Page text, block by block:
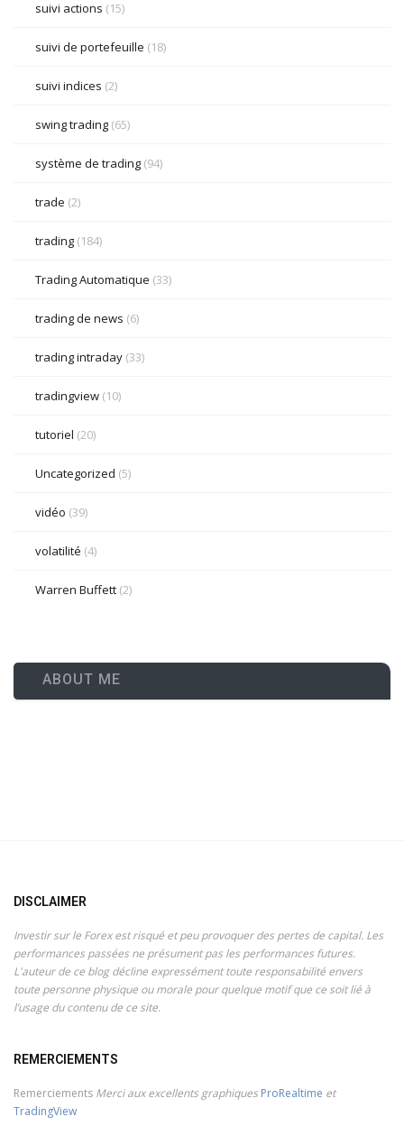
suivi actions (15)
suivi de portefeuille (18)
suivi indices (2)
swing trading (65)
système de trading (94)
trade (2)
trading (184)
Trading Automatique (33)
trading de news (6)
trading intraday (33)
tradingview (10)
tutoriel (20)
Uncategorized (5)
vidéo (39)
volatilité (4)
Warren Buffett (2)
ABOUT ME
DISCLAIMER
Investir sur le Forex est risqué et peu provoquer des pertes de capital. Les
performances passées ne présument pas les performances futures.
L'auteur de ce blog décline expressément toute responsabilité envers
toute personne physique ou morale pour quelque motif que ce soit lié à
l’usage du contenu de ce site.
REMERCIEMENTS
Remerciements Merci aux excellents graphiques ProRealtime et
TradingView